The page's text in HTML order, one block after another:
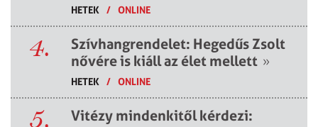
HETEK / ONLINE
4.
Szívhangrendelet: Hegedűs Zsolt
nővére is kiáll az élet mellett »
HETEK / ONLINE
5.
Vitézy mindenkitől kérdezi: